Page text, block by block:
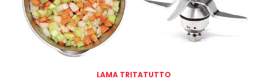
LAMA TRITATUTTO